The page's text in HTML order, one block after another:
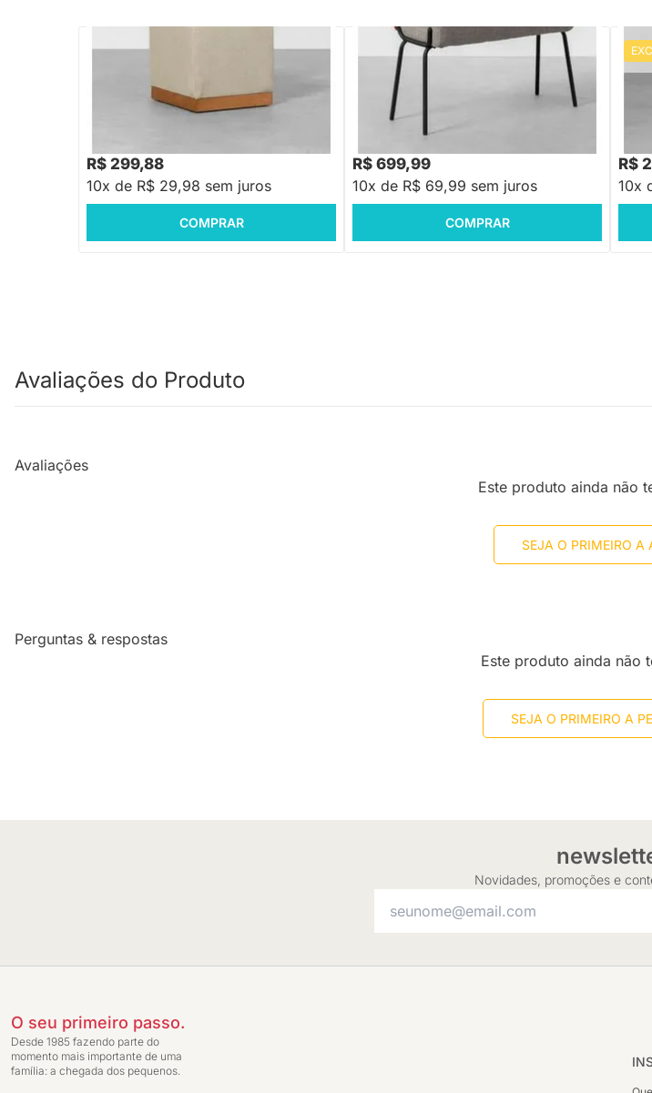
R$ 299,88
10x de R$ 29,98 sem juros
COMPRAR
PRONTA ENTREGA
Puff May Tricô - Castor
R$ 699,99
10x de R$ 69,99 sem juros
COMPRAR
Puff
R$
10x
Avaliações do Produto
Avaliações
Este produto ainda não
SEJA O PRIMEIRO A
Perguntas & respostas
Este produto ainda não
SEJA O PRIMEIRO A
Novidades, promoções e
O seu primeiro passo.
Desde 1985 fazendo parte do
momento mais importante de uma
família: a chegada dos pequenos.